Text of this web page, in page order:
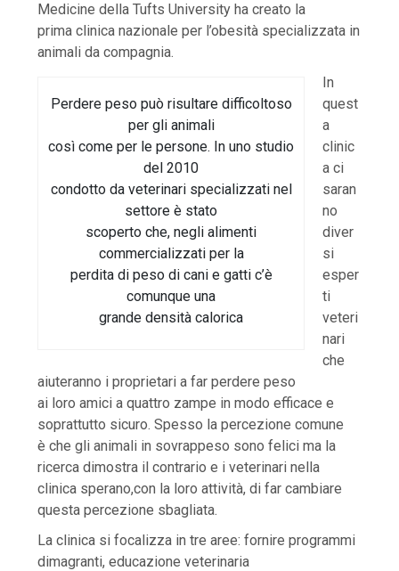
Medicine della Tufts University ha creato la
prima clinica nazionale per l’obesità specializzata in
animali da compagnia.
Perdere peso può risultare difficoltoso
per gli animali
così come per le persone. In uno studio
del 2010
condotto da veterinari specializzati nel
settore è stato
scoperto che, negli alimenti
commercializzati per la
perdita di peso di cani e gatti c’è
comunque una
grande densità calorica
In
quest
a
clinic
a ci
saran
no
diver
si
esper
ti
veteri
nari
che
aiuteranno i proprietari a far perdere peso
ai loro amici a quattro zampe in modo efficace e
soprattutto sicuro. Spesso la percezione comune
è che gli animali in sovrappeso sono felici ma la
ricerca dimostra il contrario e i veterinari nella
clinica sperano,con la loro attività, di far cambiare
questa percezione sbagliata.
La clinica si focalizza in tre aree: fornire programmi
dimagranti, educazione veterinaria